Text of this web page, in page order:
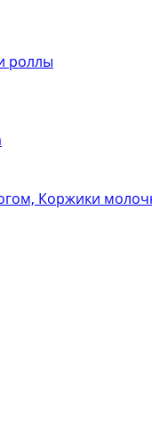
роллы
Коржики